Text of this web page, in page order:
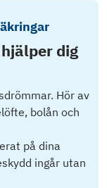
dig
Hör av
bolån och
på dina
ingår utan